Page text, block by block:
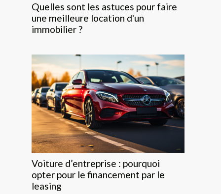
Quelles sont les astuces pour faire
une meilleure location d'un
immobilier ?
Voiture d’entreprise : pourquoi
opter pour le financement par le
leasing